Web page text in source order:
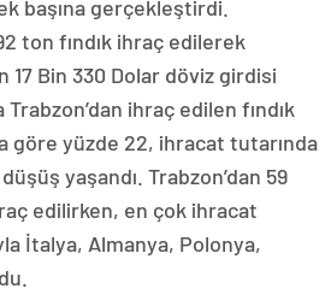
başına gerçekleştirdi.
ton fındık ihraç edilerek
17 Bin 330 Dolar döviz girdisi
Trabzon’dan ihraç edilen fındık
göre yüzde 22, ihracat tutarında
yaşandı. Trabzon’dan 59
edilirken, en çok ihracat
İtalya, Almanya, Polonya,